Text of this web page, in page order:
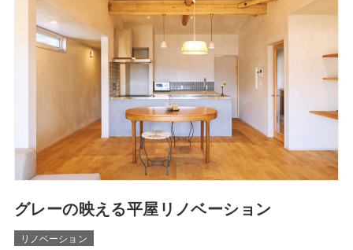
グレーの映える平屋リノベーション
リノベーション